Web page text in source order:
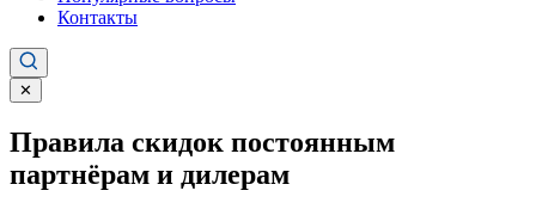
Контакты
✕
Правила скидок постоянным
партнёрам и дилерам